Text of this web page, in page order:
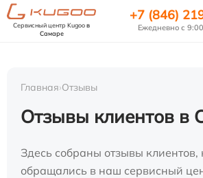
Сервисный центр Kugooв
Самаре
+7 (846)
Ежедневно с
Главная›Отзывы
Отзывы клиентов в
Здесь собраны отзывы клиентов,
обращались в наш сервисный